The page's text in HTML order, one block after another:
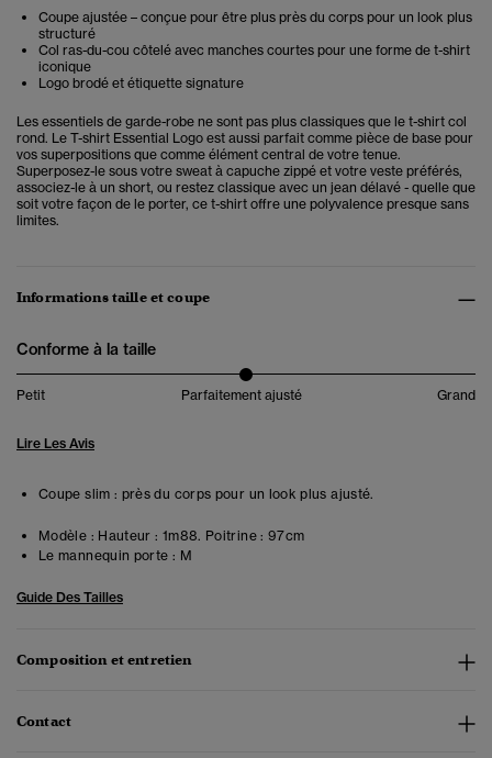
Coupe ajustée – conçue pour être plus près du corps pour un look plus
structuré
Col ras-du-cou côtelé avec manches courtes pour une forme de t-shirt
iconique
Logo brodé et étiquette signature
Les essentiels de garde-robe ne sont pas plus classiques que le t-shirt col
rond. Le T-shirt Essential Logo est aussi parfait comme pièce de base pour
vos superpositions que comme élément central de votre tenue.
Superposez-le sous votre sweat à capuche zippé et votre veste préférés,
associez-le à un short, ou restez classique avec un jean délavé - quelle que
soit votre façon de le porter, ce t-shirt offre une polyvalence presque sans
limites.
Informations taille et coupe
Conforme à la taille
Petit Parfaitement ajusté Grand
Lire Les Avis
Coupe slim : près du corps pour un look plus ajusté.
Modèle : Hauteur : 1m88. Poitrine : 97cm
Le mannequin porte : M
Guide Des Tailles
Composition et entretien
Contact